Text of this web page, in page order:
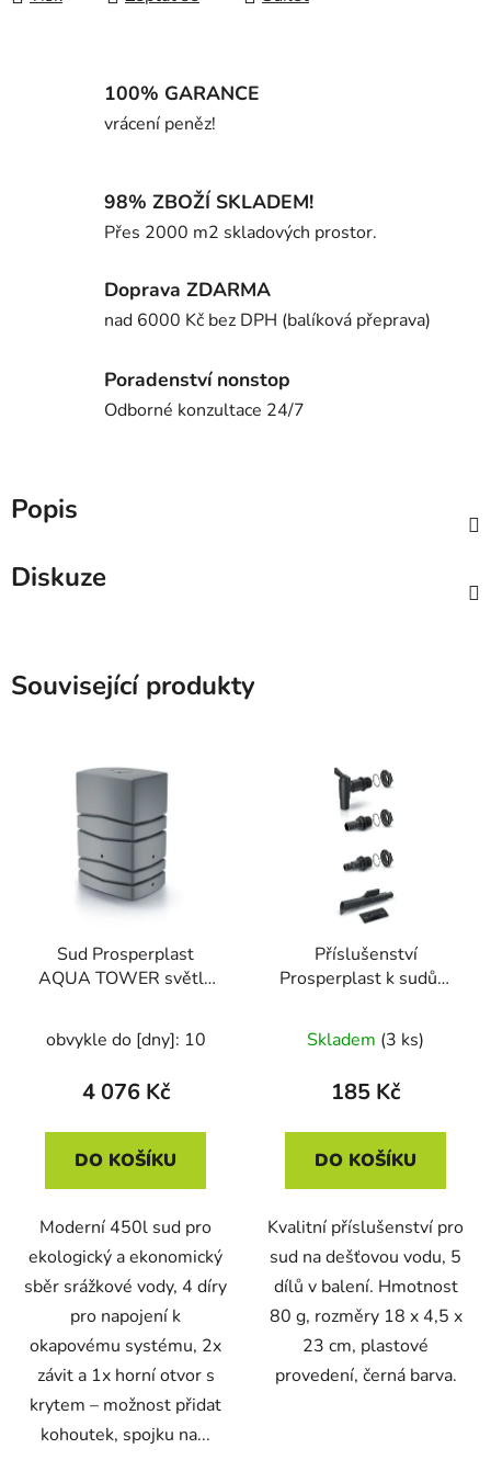
100% GARANCE
vrácení peněz!
98% ZBOŽÍ SKLADEM!
Přes 2000 m2 skladových prostor.
Doprava ZDARMA
nad 6000 Kč bez DPH (balíková přeprava)
Poradenství nonstop
Odborné konzultace 24/7
Popis
Diskuze
Související produkty
Sud Prosperplast
AQUA TOWER světle
obvykle do [dny]: 10
4 076 Kč
DO KOŠÍKU
Moderní 450l sud pro
ekologický a ekonomický
sběr srážkové vody, 4 díry
pro napojení k
okapovému systému, 2x
závit a 1x horní otvor s
krytem – možnost přidat
kohoutek, spojku na...
Příslušenství
Prosperplast k sudům
4 (kohoutek + přípojky)
Skladem (3 ks)
185 Kč
DO KOŠÍKU
Kvalitní příslušenství pro
sud na dešťovou vodu, 5
dílů v balení. Hmotnost
80 g, rozměry 18 x 4,5 x
23 cm, plastové
provedení, černá barva.